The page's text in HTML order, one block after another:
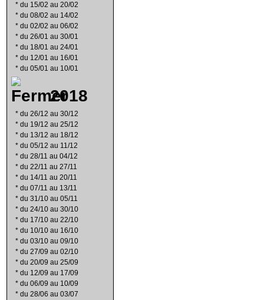
* du 15/02 au 20/02
* du 08/02 au 14/02
* du 02/02 au 06/02
* du 26/01 au 30/01
* du 18/01 au 24/01
* du 12/01 au 16/01
* du 05/01 au 10/01
2018
* du 26/12 au 30/12
* du 19/12 au 25/12
* du 13/12 au 18/12
* du 05/12 au 11/12
* du 28/11 au 04/12
* du 22/11 au 27/11
* du 14/11 au 20/11
* du 07/11 au 13/11
* du 31/10 au 05/11
* du 24/10 au 30/10
* du 17/10 au 22/10
* du 10/10 au 16/10
* du 03/10 au 09/10
* du 27/09 au 02/10
* du 20/09 au 25/09
* du 12/09 au 17/09
* du 06/09 au 10/09
* du 28/06 au 03/07